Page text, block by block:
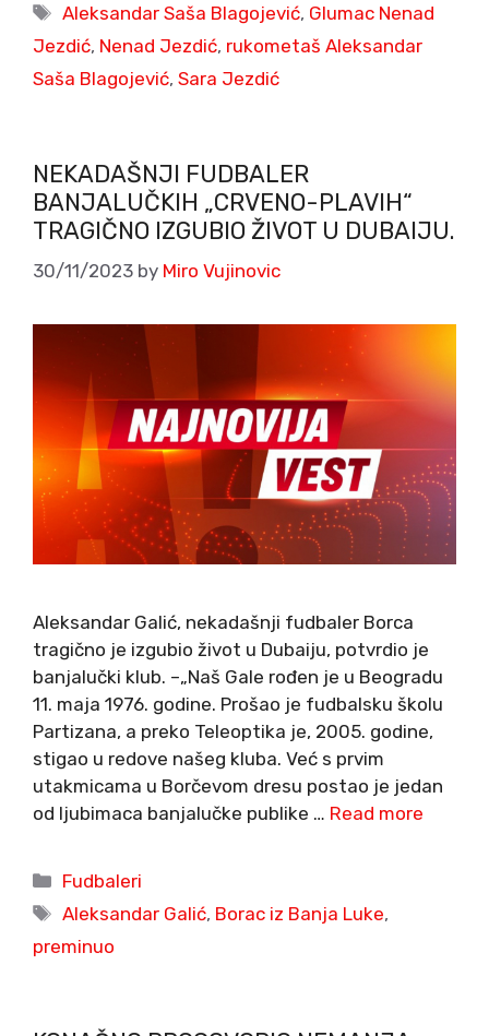
Tags
Aleksandar Saša Blagojević, Glumac Nenad
Jezdić, Nenad Jezdić, rukometaš Aleksandar
Saša Blagojević, Sara Jezdić
NEKADAŠNJI FUDBALER
BANJALUČKIH „CRVENO-PLAVIH“
TRAGIČNO IZGUBIO ŽIVOT U DUBAIJU.
30/11/2023 by Miro Vujinovic
Aleksandar Galić, nekadašnji fudbaler Borca
tragično je izgubio život u Dubaiju, potvrdio je
banjalučki klub. –„Naš Gale rođen je u Beogradu
11. maja 1976. godine. Prošao je fudbalsku školu
Partizana, a preko Teleoptika je, 2005. godine,
stigao u redove našeg kluba. Već s prvim
utakmicama u Borčevom dresu postao je jedan
od ljubimaca banjalučke publike … Read more
Categories
Fudbaleri
Tags
Aleksandar Galić, Borac iz Banja Luke,
preminuo